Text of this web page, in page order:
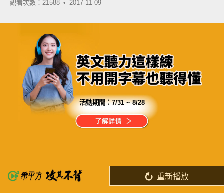
觀看次數：21588 • 2017-11-09
活動期間：7/31 ~ 8/28
重新播放
絕對掛保證的課程品質
了解詳情